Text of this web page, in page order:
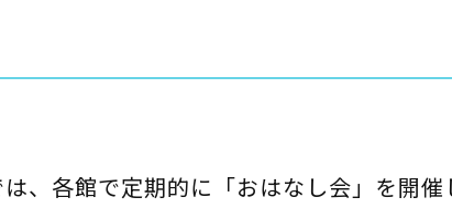
、各館で定期的に「おはなし会」を開催